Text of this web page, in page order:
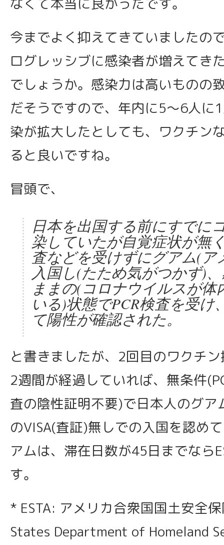
今までよく抑えてきていましたの
ログレッシブに感染者が増えてき
でしょうか。感染力は高いものの
だそうですので、年内に5〜6人に
染が拡大したとしても、ワクチン
ると良いですね。
冒頭で、
日本を出国する前にすでに
染していたが自覚症状が無
査などを受けずにグアム(ア
入国し(たため気がつかず)
ままの(コロナウイルスが体
いる)状態でPCR検査を受け
て陽性が確認された。
と書きましたが、2回目のワクチ
2週間が経過していれば、無条件
査の陰性証明不要)で日本人のグア
のVISA(査証)無しでの入国を認め
アムは、滞在日数が45日までなら
す。
* ESTA: アメリカ合衆国国土安全
States Department of Homeland